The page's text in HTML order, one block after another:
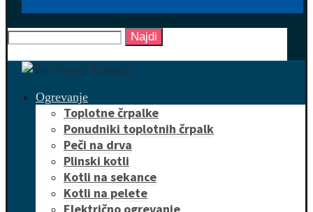
Najdi
Ogrevanje
Toplotne črpalke
Ponudniki toplotnih črpalk
Peči na drva
Plinski kotli
Kotli na sekance
Kotli na pelete